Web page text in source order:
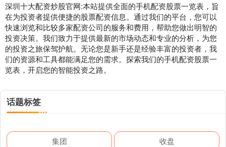
深圳十大配资炒股官网:本站提供全面的手机配资股票一览表，旨
在为投资者提供便捷的股票配资信息。通过我们的平台，您可以
快速浏览和比较多家配资公司的服务和费用，帮助您做出明智的
投资决策。我们致力于提供最新的市场动态和专业的分析，为您
的投资之旅保驾护航。无论您是新手还是经验丰富的投资者，我
们的资源和工具都能满足您的需求。探索我们的手机配资股票一
览表，开启您的智能投资之路。
话题标签
集团 收盘